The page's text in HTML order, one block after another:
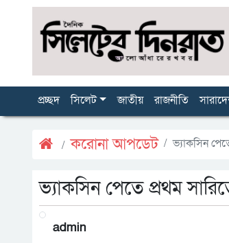
প্রচ্ছদ সিলেট জাতীয় রাজনীতি
করোনা আপডেট ভ্যাকসিন
ভ্যাকসিন পেতে প্রথম
admin